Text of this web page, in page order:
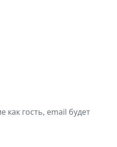
как гость, email будет